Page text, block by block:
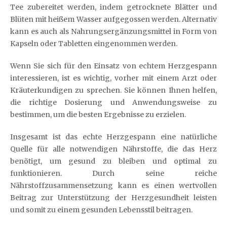
Tee zubereitet werden, indem getrocknete Blätter und
Blüten mit heißem Wasser aufgegossen werden. Alternativ
kann es auch als Nahrungsergänzungsmittel in Form von
Kapseln oder Tabletten eingenommen werden.
Wenn Sie sich für den Einsatz von echtem Herzgespann
interessieren, ist es wichtig, vorher mit einem Arzt oder
Kräuterkundigen zu sprechen. Sie können Ihnen helfen,
die richtige Dosierung und Anwendungsweise zu
bestimmen, um die besten Ergebnisse zu erzielen.
Insgesamt ist das echte Herzgespann eine natürliche
Quelle für alle notwendigen Nährstoffe, die das Herz
benötigt, um gesund zu bleiben und optimal zu
funktionieren. Durch seine reiche
Nährstoffzusammensetzung kann es einen wertvollen
Beitrag zur Unterstützung der Herzgesundheit leisten
und somit zu einem gesunden Lebensstil beitragen.